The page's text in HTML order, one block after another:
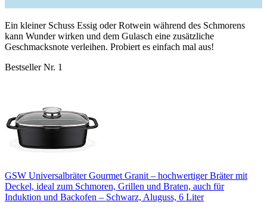
Ein kleiner Schuss Essig oder Rotwein während des Schmorens
kann Wunder wirken und dem Gulasch eine zusätzliche
Geschmacksnote verleihen. Probiert es einfach mal aus!
Bestseller Nr. 1
GSW Universalbräter Gourmet Granit – hochwertiger Bräter mit
Deckel, ideal zum Schmoren, Grillen und Braten, auch für
Induktion und Backofen – Schwarz, Aluguss, 6 Liter